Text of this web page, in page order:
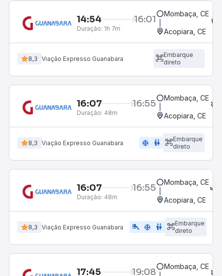
14:54 16:01
Duração: 1h 7m
Mombaça, CE
Acopiara, CE
8,3 Viação Expresso Guanabara
Embarque
direto
16:07 16:55
Duração: 48m
Mombaça, CE
Acopiara, CE
8,3 Viação Expresso Guanabara ac_unit wc
Embarque
direto
16:07 16:55
Duração: 48m
Mombaça, CE
Acopiara, CE
8,3 Viação Expresso Guanabara airline_seat_legroom_extra ac_unit wc
Embarque
direto
17:45 19:08 Mombaça, CE